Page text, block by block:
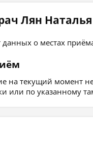
Лян
о местах
на текущий момент
или по указанному